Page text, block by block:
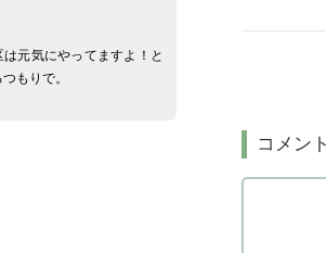
コメン
元気にやってますよ！と
もりで。